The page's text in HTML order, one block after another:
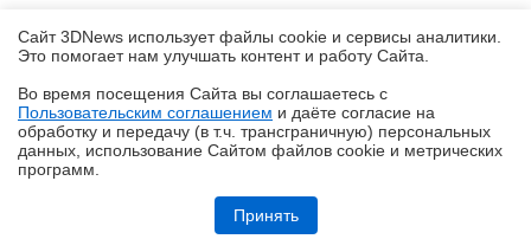
Обзор смартфона HUAWEI Pura 90s Pro Max: красота повсюду
Сайт 3DNews использует файлы cookie и сервисы аналитики.
Это помогает нам улучшать контент и работу Cайта.
Во время посещения Cайта вы соглашаетесь с
Пользовательским соглашением и даёте согласие на
обработку и передачу (в т.ч. трансграничную) персональных
данных, использование Cайтом файлов cookie и метрических
программ.
Принять